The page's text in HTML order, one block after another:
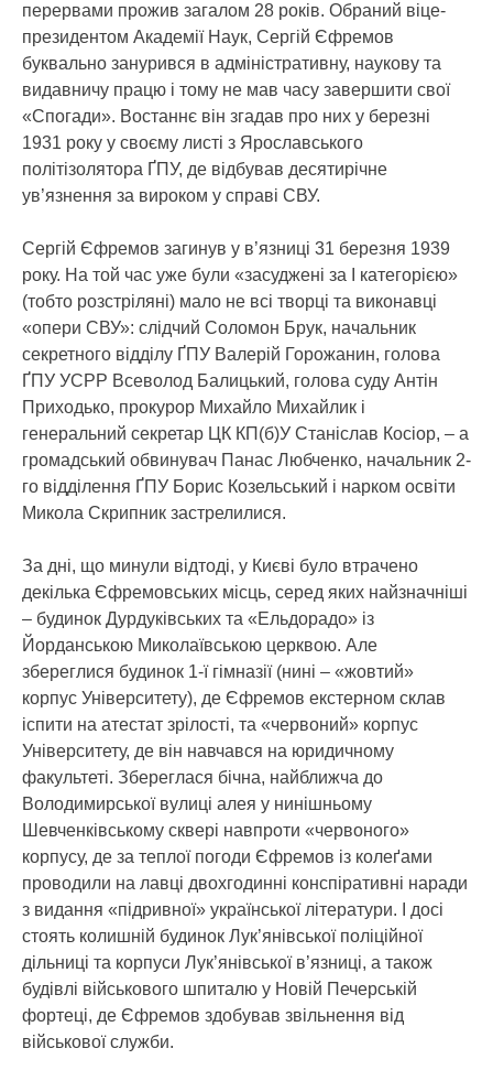
перервами прожив загалом 28 років. Обраний віце-
президентом Академії Наук, Сергій Єфремов
буквально занурився в адміністративну, наукову та
видавничу працю і тому не мав часу завершити свої
«Спогади». Востаннє він згадав про них у березні
1931 року у своєму листі з Ярославського
політізолятора ҐПУ, де відбував десятирічне
ув’язнення за вироком у справі СВУ.
Сергій Єфремов загинув у в’язниці 31 березня 1939
року. На той час уже були «засуджені за І категорією»
(тобто розстріляні) мало не всі творці та виконавці
«опери СВУ»: слідчий Соломон Брук, начальник
секретного відділу ҐПУ Валерій Горожанин, голова
ҐПУ УСРР Всеволод Балицький, голова суду Антін
Приходько, прокурор Михайло Михайлик і
генеральний секретар ЦК КП(б)У Станіслав Косіор, – а
громадський обвинувач Панас Любченко, начальник 2-
го відділення ҐПУ Борис Козельський і нарком освіти
Микола Скрипник застрелилися.
За дні, що минули відтоді, у Києві було втрачено
декілька Єфремовських місць, серед яких найзначніші
– будинок Дурдуківських та «Ельдорадо» із
Йорданською Миколаївською церквою. Але
збереглися будинок 1-ї гімназії (нині – «жовтий»
корпус Університету), де Єфремов екстерном склав
іспити на атестат зрілості, та «червоний» корпус
Університету, де він навчався на юридичному
факультеті. Збереглася бічна, найближча до
Володимирської вулиці алея у нинішньому
Шевченківському сквері навпроти «червоного»
корпусу, де за теплої погоди Єфремов із колеґами
проводили на лавці двохгодинні конспіративні наради
з видання «підривної» української літератури. І досі
стоять колишній будинок Лук’янівської поліційної
дільниці та корпуси Лук’янівської в’язниці, а також
будівлі військового шпиталю у Новій Печерській
фортеці, де Єфремов здобував звільнення від
військової служби.